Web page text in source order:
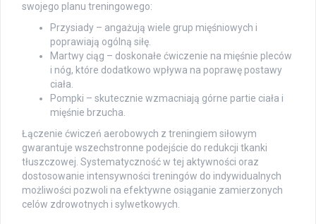
swojego planu treningowego:
Przysiady – angażują wiele grup mięśniowych i
poprawiają ogólną siłę.
Martwy ciąg – doskonałe ćwiczenie na mięśnie pleców
i nóg, które dodatkowo wpływa na poprawę postawy
ciała.
Pompki – skutecznie wzmacniają górne partie ciała i
mięśnie brzucha.
Łączenie ćwiczeń aerobowych z treningiem siłowym
gwarantuje wszechstronne podejście do redukcji tkanki
tłuszczowej. Systematyczność w tej aktywności oraz
dostosowanie intensywności treningów do indywidualnych
możliwości pozwoli na efektywne osiąganie zamierzonych
celów zdrowotnych i sylwetkowych.